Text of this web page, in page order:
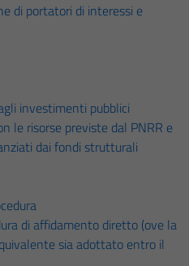
di portatori di interessi e
investimenti pubblici
le risorse previste dal PNRR e
dai fondi strutturali
di affidamento diretto (ove la
sia adottato entro il